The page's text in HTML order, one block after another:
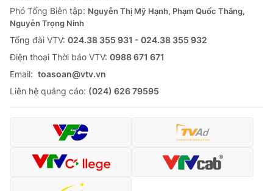
Phó Tổng Biên tập: Nguyễn Thị Mỹ Hạnh, Phạm Quốc Thắng,
Nguyễn Trọng Ninh
Tổng đài VTV: 024.38 355 931 - 024.38 355 932
Ðiện thoại Thời báo VTV: 0988 671 671
Email: toasoan@vtv.vn
Liên hệ quảng cáo: (024) 626 79595